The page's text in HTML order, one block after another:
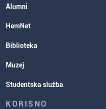
Alumni
HemNet
Biblioteka
Muzej
Studentska služba
KORISNO